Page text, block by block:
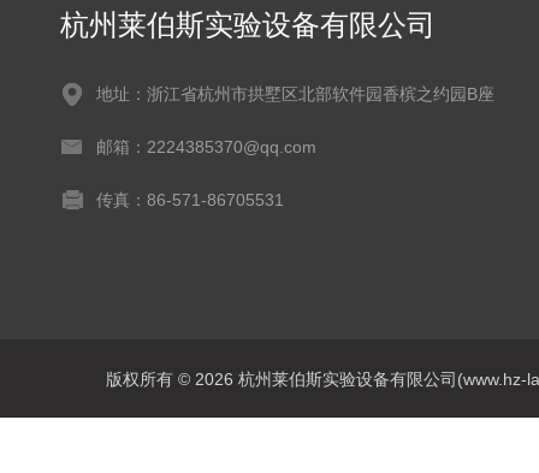
杭州莱伯斯实验设备有限公司
地址：浙江省杭州市拱墅区北部软件园香槟之约园B座
邮箱：2224385370@qq.com
传真：86-571-86705531
版权所有 © 2026 杭州莱伯斯实验设备有限公司